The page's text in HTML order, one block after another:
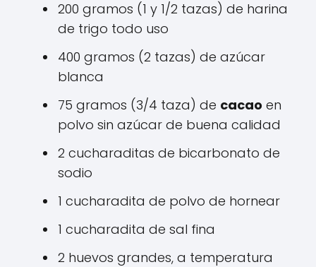
200 gramos (1 y 1/2 tazas) de harina
de trigo todo uso
400 gramos (2 tazas) de azúcar
blanca
75 gramos (3/4 taza) de cacao en
polvo sin azúcar de buena calidad
2 cucharaditas de bicarbonato de
sodio
1 cucharadita de polvo de hornear
1 cucharadita de sal fina
2 huevos grandes, a temperatura